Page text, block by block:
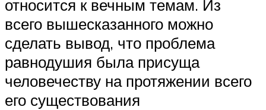
относится к вечным темам. Из
всего вышесказанного можно
сделать вывод, что проблема
равнодушия была присуща
человечеству на протяжении всего
его существования